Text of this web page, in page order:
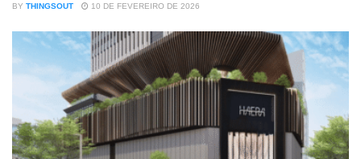
BY THINGSOUT 10 DE FEVEREIRO DE 2026